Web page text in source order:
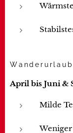
Wanderurlaub
April bis Juni &
Milde